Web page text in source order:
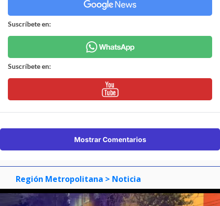
Suscríbete en:
Suscríbete en:
Mostrar Comentarios
Región Metropolitana > Noticia